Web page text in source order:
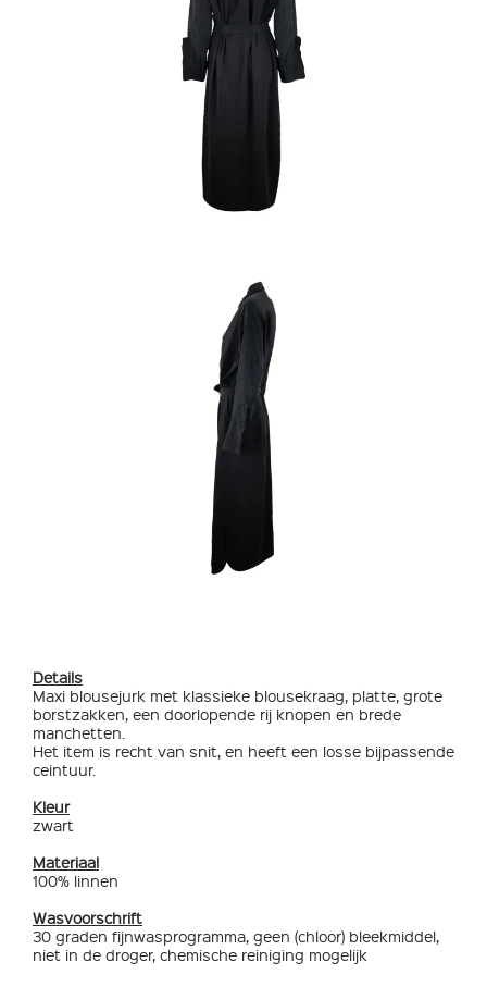
Details
Maxi blousejurk met klassieke blousekraag, platte, grote
borstzakken, een doorlopende rij knopen en brede
manchetten.
Het item is recht van snit, en heeft een losse bijpassende
ceintuur.
Kleur
zwart
Materiaal
100% linnen
Wasvoorschrift
30 graden fijnwasprogramma, geen (chloor) bleekmiddel,
niet in de droger, chemische reiniging mogelijk